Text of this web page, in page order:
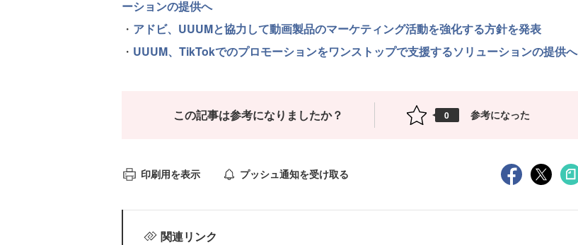
ーションの提供へ
・ アドビ、UUUMと協力して動画製品のマーケティング活動を強化する方針を発表
・ UUUM、TikTokでのプロモーションをワンストップで支援するソリューションの提供へ
この記事は参考になりましたか？ 0 参考になった
印刷用を表示 プッシュ通知を受け取る
関連リンク